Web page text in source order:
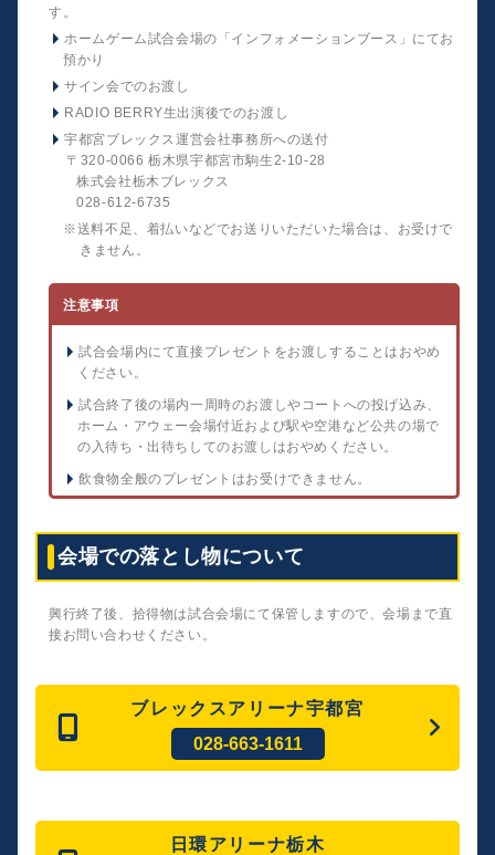
す。
ホームゲーム試合会場の「インフォメーションブース」にてお
預かり
サイン会でのお渡し
RADIO BERRY生出演後でのお渡し
宇都宮ブレックス運営会社事務所への送付
〒320-0066 栃木県宇都宮市駒生2-10-28
株式会社栃木ブレックス
028-612-6735
※送料不足、着払いなどでお送りいただいた場合は、お受けで
きません。
注意事項
試合会場内にて直接プレゼントをお渡しすることはおやめ
ください。
試合終了後の場内一周時のお渡しやコートへの投げ込み、
ホーム・アウェー会場付近および駅や空港など公共の場で
の入待ち・出待ちしてのお渡しはおやめください。
飲食物全般のプレゼントはお受けできません。
会場での落とし物について
興行終了後、拾得物は試合会場にて保管しますので、会場まで直
接お問い合わせください。
ブレックスアリーナ宇都宮
028-663-1611
日環アリーナ栃木